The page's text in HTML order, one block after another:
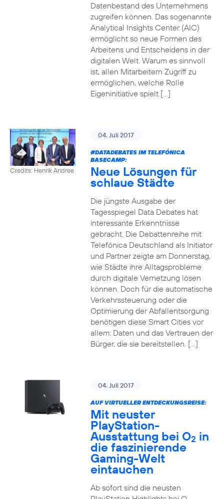
Datenbestand des Unternehmens
zugreifen können. Das sogenannte
Analytical Insights Center (AIC)
ermöglicht so neue Formen des
Arbeitens und Entscheidens in der
digitalen Welt. Warum es sinnvoll
ist, allen Mitarbeitern Zugriff zu
ermöglichen, welche Rolle
Eigeninitiative spielt […]
Credits: Henrik Andree
04. Juli 2017
#DATADEBATESIM TELEFÓNICA
BASECAMP:
Neue Lösungen für
schlaue Städte
Die jüngste Ausgabe der
Tagesspiegel Data Debates hat
interessante Erkenntnisse
gebracht. Die Debattenreihe mit
Telefónica Deutschland als Initiator
und Partner zeigte am Donnerstag,
wie Städte ihre Alltagsprobleme
durch digitale Vernetzung lösen
können. Doch für die automatische
Verkehrssteuerung oder die
Optimierung der Abfallentsorgung
benötigen diese Smart Cities vor
allem: Daten und das Vertrauen der
Bürger, die sie bereitstellen. […]
04. Juli 2017
AUF VIRTUELLER ENTDECKUNGSREISE:
Mit neuster
PlayStation-
Ausstattung bei O2 in
die faszinierende
Gaming-Welt
eintauchen
Ab sofort sind die neusten